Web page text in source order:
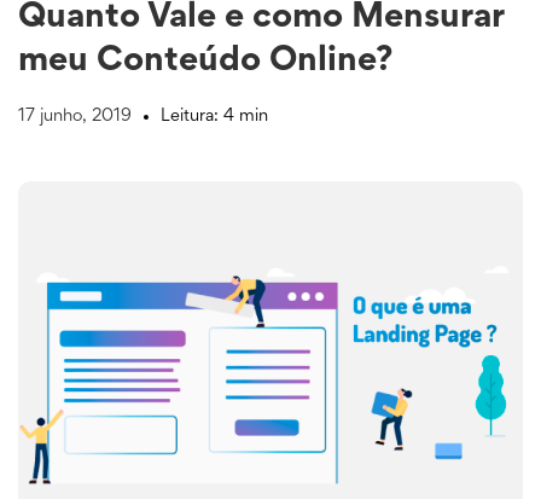
Quanto Vale e como Mensurar
meu Conteúdo Online?
17 junho, 2019 Leitura: 4 min